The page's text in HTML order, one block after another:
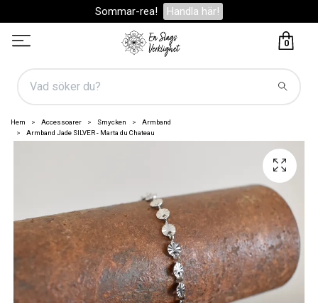
Sommar-rea! Handla här!
0
Hem Accessoarer Smycken
Armband
Armband Jade SILVER - Marta du Chateau